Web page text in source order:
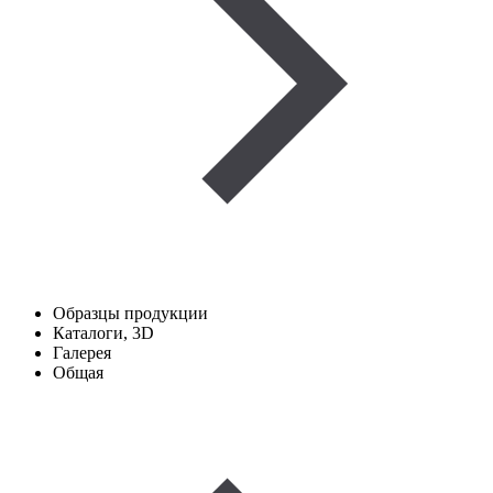
Образцы продукции
Каталоги, 3D
Галерея
Общая